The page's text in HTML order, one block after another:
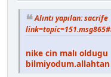
Alıntı yapılan: sacrife
nike cin malı oldugu
bilmiyodum.allahtan